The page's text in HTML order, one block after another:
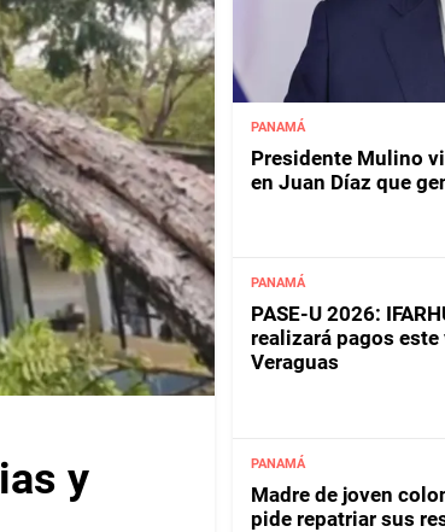
y
PANAMÁ
Presidente Mulino
en Juan Díaz que
PANAMÁ
PASE-U 2026:
realizará pagos
Veraguas
PANAMÁ
Madre de joven
pide repatriar sus